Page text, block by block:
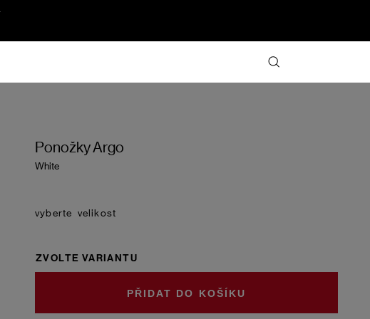
Ponožky Argo
White
velikost
ZVOLTE VARIANTU
DO KOŠÍKU